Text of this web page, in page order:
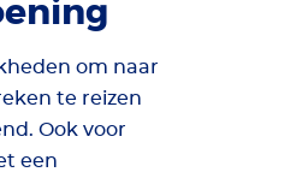
om naar
te reizen
Ook voor
een